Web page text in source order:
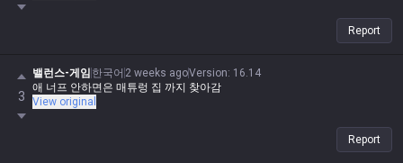
Report
3
밸런스-게임 한국어 2 weeks agoVersion: 16.14
애 너프 안하면은 매튜렁 집 까지 찾아감
View original
Report